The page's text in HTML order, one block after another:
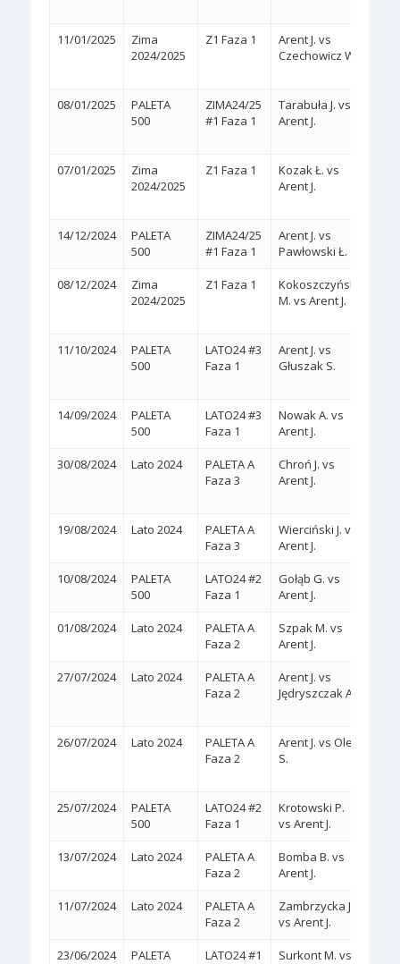
11/01/2025
Zima
2024/2025
Z1 Faza 1
Arent J. vs
Czechowicz W.
08/01/2025
PALETA
500
ZIMA24/25
#1 Faza 1
Tarabuła J. vs
Arent J.
07/01/2025
Zima
2024/2025
Z1 Faza 1
Kozak Ł. vs
Arent J.
14/12/2024
PALETA
500
ZIMA24/25
#1 Faza 1
Arent J. vs
Pawłowski Ł.
08/12/2024
Zima
2024/2025
Z1 Faza 1
Kokoszczyński
M. vs Arent J.
11/10/2024
PALETA
500
LATO24 #3
Faza 1
Arent J. vs
Głuszak S.
14/09/2024
PALETA
500
LATO24 #3
Faza 1
Nowak A. vs
Arent J.
30/08/2024 Lato 2024
PALETA A
Faza 3
Chroń J. vs
Arent J.
19/08/2024 Lato 2024
PALETA A
Faza 3
Wierciński J. vs
Arent J.
10/08/2024
PALETA
500
LATO24 #2
Faza 1
Gołąb G. vs
Arent J.
01/08/2024 Lato 2024
PALETA A
Faza 2
Szpak M. vs
Arent J.
27/07/2024 Lato 2024
PALETA A
Faza 2
Arent J. vs
Jędryszczak A.
26/07/2024 Lato 2024
PALETA A
Faza 2
Arent J. vs Oleś
S.
25/07/2024
PALETA
500
LATO24 #2
Faza 1
Krotowski P.
vs Arent J.
13/07/2024 Lato 2024
PALETA A
Faza 2
Bomba B. vs
Arent J.
11/07/2024 Lato 2024
PALETA A
Faza 2
Zambrzycka J.
vs Arent J.
23/06/2024
PALETA
LATO24 #1
Surkont M. vs